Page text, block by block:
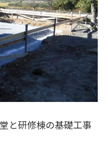
と研修棟の基礎工事